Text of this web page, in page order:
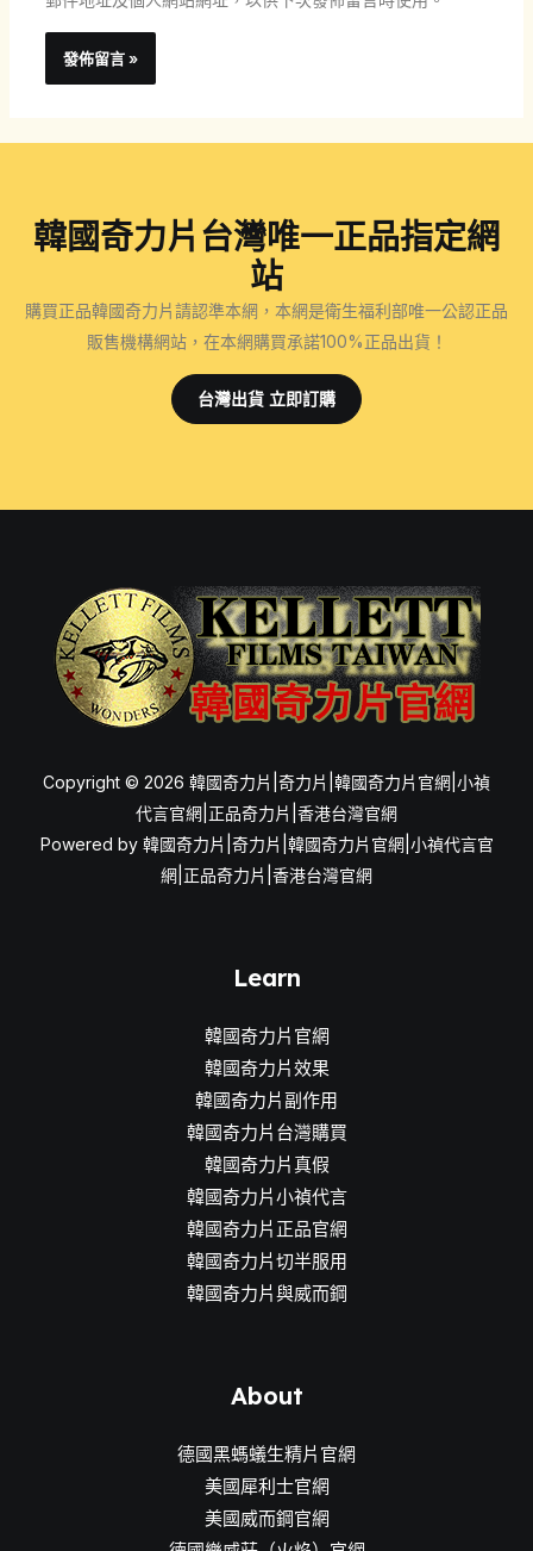
*
韓國奇力片台灣唯一正品指定網
站
購買正品韓國奇力片請認準本網，本網是衛生福利部唯一公認正品
販售機構網站，在本網購買承諾100%正品出貨！
台灣出貨 立即訂購
Copyright © 2026 韓國奇力片|奇力片|韓國奇力片官網|小禎
代言官網|正品奇力片|香港台灣官網
Powered by 韓國奇力片|奇力片|韓國奇力片官網|小禎代言官
網|正品奇力片|香港台灣官網
Learn
韓國奇力片官網
韓國奇力片效果
韓國奇力片副作用
韓國奇力片台灣購買
韓國奇力片真假
韓國奇力片小禎代言
韓國奇力片正品官網
韓國奇力片切半服用
韓國奇力片與威而鋼
About
德國黑螞蟻生精片官網
美國犀利士官網
美國威而鋼官網